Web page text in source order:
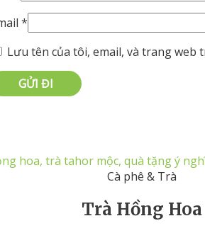
*
Lưu tên của tôi, email, và trang
Cà phê & Trà
Trà Hồng Hoa